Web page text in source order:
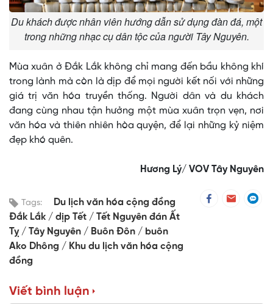
Du khách được nhân viên hướng dẫn sử dụng đàn đá, một
trong những nhạc cụ dân tộc của người Tây Nguyên.
Mùa xuân ở Đắk Lắk không chỉ mang đến bầu không khí
trong lành mà còn là dịp để mọi người kết nối với những
giá trị văn hóa truyền thống. Người dân và du khách
đang cùng nhau tận hưởng một mùa xuân trọn vẹn, nơi
văn hóa và thiên nhiên hòa quyện, để lại những kỷ niệm
đẹp khó quên.
Hương Lý/ VOV Tây Nguyên
Tags:
Du lịch văn hóa cộng đồng
Đắk Lắk
dịp Tết
Tết Nguyên đán Ất
Tỵ
Tây Nguyên Buôn Đôn
buôn
Ako Dhông
Khu du lịch văn hóa cộng
đồng
Viết bình luận